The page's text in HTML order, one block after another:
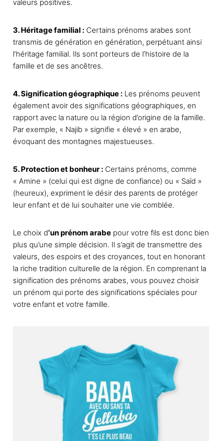
e
s
o
i
o
n
s
p
v
e
n
t
t
r
e
c
h
o
s
s
r
l
a
p
a
valeurs positives.
3. Héritage familial : Certains prénoms arabes sont
transmis de génération en génération, perpétuant ainsi
l’héritage familial. Ils sont porteurs de l’histoire de la
famille et de ses ancêtres.
4. Signification géographique : Les prénoms peuvent
également avoir des significations géographiques, en
rapport avec la nature ou la région d’origine de la famille.
Par exemple, « Najib » signifie « élevé » en arabe,
évoquant des montagnes majestueuses.
5. Protection et bonheur : Certains prénoms, comme
« Amine » (celui qui est digne de confiance) ou « Saïd »
(heureux), expriment le désir des parents de protéger
leur enfant et de lui souhaiter une vie comblée.
Le choix d‘un prénom arabe pour votre fils est donc bien
plus qu’une simple décision. Il s’agit de transmettre des
valeurs, des espoirs et des croyances, tout en honorant
la riche tradition culturelle de la région. En comprenant la
signification des prénoms arabes, vous pouvez choisir
un prénom qui porte des significations spéciales pour
votre enfant et votre famille.